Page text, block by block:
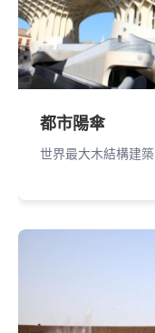
都市陽傘
世界最大木結構建築